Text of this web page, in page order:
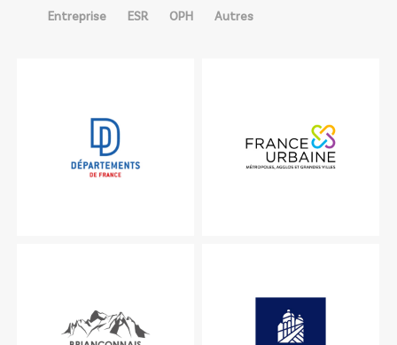
Entreprise
ESR OPH Autres